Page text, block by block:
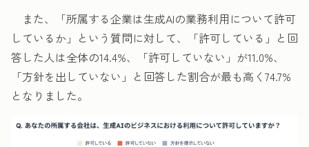
また、「所属する企業は生成AIの業務利用について許可
しているか」という質問に対して、「許可している」と回
答した人は全体の14.4%、「許可していない」が11.0%、
「方針を出していない」と回答した割合が最も高く74.7%
となりました。